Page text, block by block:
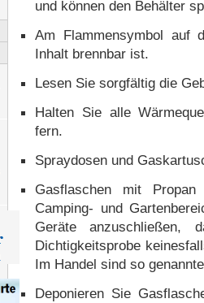
und können den Behälter
Am Flammensymbol auf
Inhalt brennbar ist.
Lesen Sie sorgfältig die
Halten Sie alle
fern.
Spraydosen und
Gasflaschen mit
Camping- und
Geräte anzuschließen,
Dichtigkeitsprobe
Im Handel sind so
Deponieren Sie